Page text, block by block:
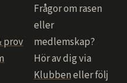
prov
Frågor om rasen
eller
medlemskap?
Hör av dig via
Klubbeneller följ